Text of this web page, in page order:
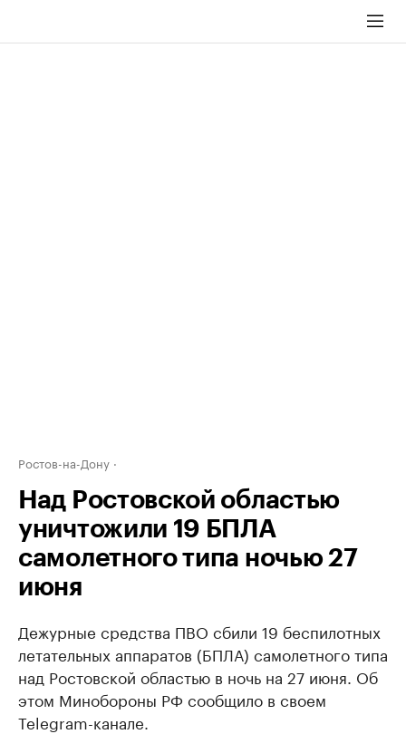
Ростов-на-Дону
Над Ростовской областью
уничтожили 19 БПЛА
самолетного типа ночью 27
июня
Дежурные средства ПВО сбили 19 беспилотных
летательных аппаратов (БПЛА) самолетного типа
над Ростовской областью в ночь на 27 июня. Об
этом Минобороны РФ сообщило в своем
Telegram-канале.